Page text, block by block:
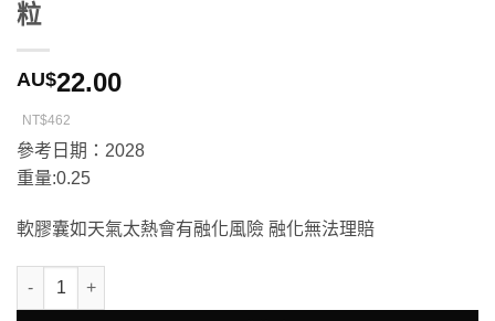
粒
AU$22.00
NT$462
參考日期：2028
重量:0.25
軟膠囊如天氣太熱會有融化風險 融化無法理賠
Bioglan Red Krill Oil 紅磷蝦油1000mg 60粒 數量